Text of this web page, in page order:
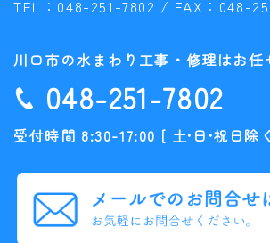
TEL： 048-251-7802 / FAX： 048-
川口市の水まわり工事・修理はお任
048-251-7802
受付時間 8:30-17:00 [ 土•日•祝日除